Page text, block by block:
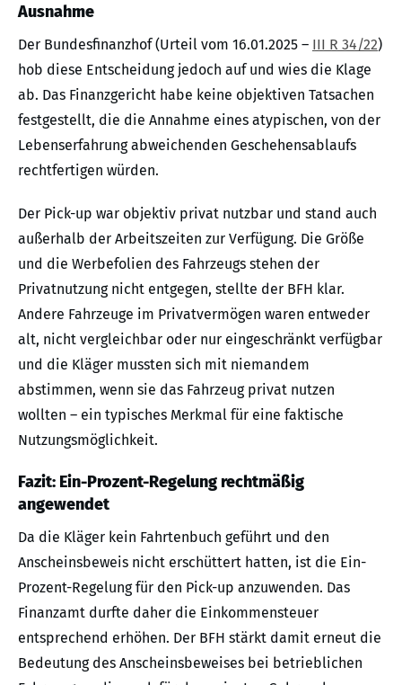
Ausnahme
Der Bundesfinanzhof (Urteil vom 16.01.2025 – III R 34/22)
hob diese Entscheidung jedoch auf und wies die Klage
ab. Das Finanzgericht habe keine objektiven Tatsachen
festgestellt, die die Annahme eines atypischen, von der
Lebenserfahrung abweichenden Geschehensablaufs
rechtfertigen würden.
Der Pick-up war objektiv privat nutzbar und stand auch
außerhalb der Arbeitszeiten zur Verfügung. Die Größe
und die Werbefolien des Fahrzeugs stehen der
Privatnutzung nicht entgegen, stellte der BFH klar.
Andere Fahrzeuge im Privatvermögen waren entweder
alt, nicht vergleichbar oder nur eingeschränkt verfügbar
und die Kläger mussten sich mit niemandem
abstimmen, wenn sie das Fahrzeug privat nutzen
wollten – ein typisches Merkmal für eine faktische
Nutzungsmöglichkeit.
Fazit: Ein-Prozent-Regelung rechtmäßig
angewendet
Da die Kläger kein Fahrtenbuch geführt und den
Anscheinsbeweis nicht erschüttert hatten, ist die Ein-
Prozent-Regelung für den Pick-up anzuwenden. Das
Finanzamt durfte daher die Einkommensteuer
entsprechend erhöhen. Der BFH stärkt damit erneut die
Bedeutung des Anscheinsbeweises bei betrieblichen